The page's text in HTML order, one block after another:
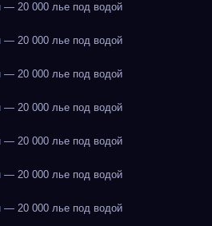
20 000 лье под водой
20 000 лье под водой
20 000 лье под водой
20 000 лье под водой
20 000 лье под водой
20 000 лье под водой
20 000 лье под водой